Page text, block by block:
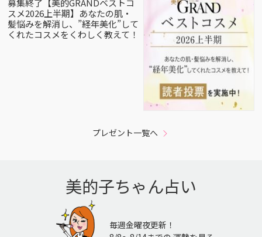
募集終了【美的GRANDベストコ
スメ2026上半期】あなたの肌・
髪悩みを解消し、”経年美化”して
くれたコスメをくわしく教えて！
プレゼント一覧へ
美的子ちゃん占い
毎週金曜夜更新！